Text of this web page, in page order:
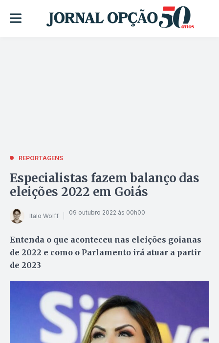
REPORTAGENS
Especialistas fazem balanço das
eleições 2022 em Goiás
Italo Wolff 09 outubro 2022 às 00h00
Entenda o que aconteceu nas eleições goianas
de 2022 e como o Parlamento irá atuar a partir
de 2023